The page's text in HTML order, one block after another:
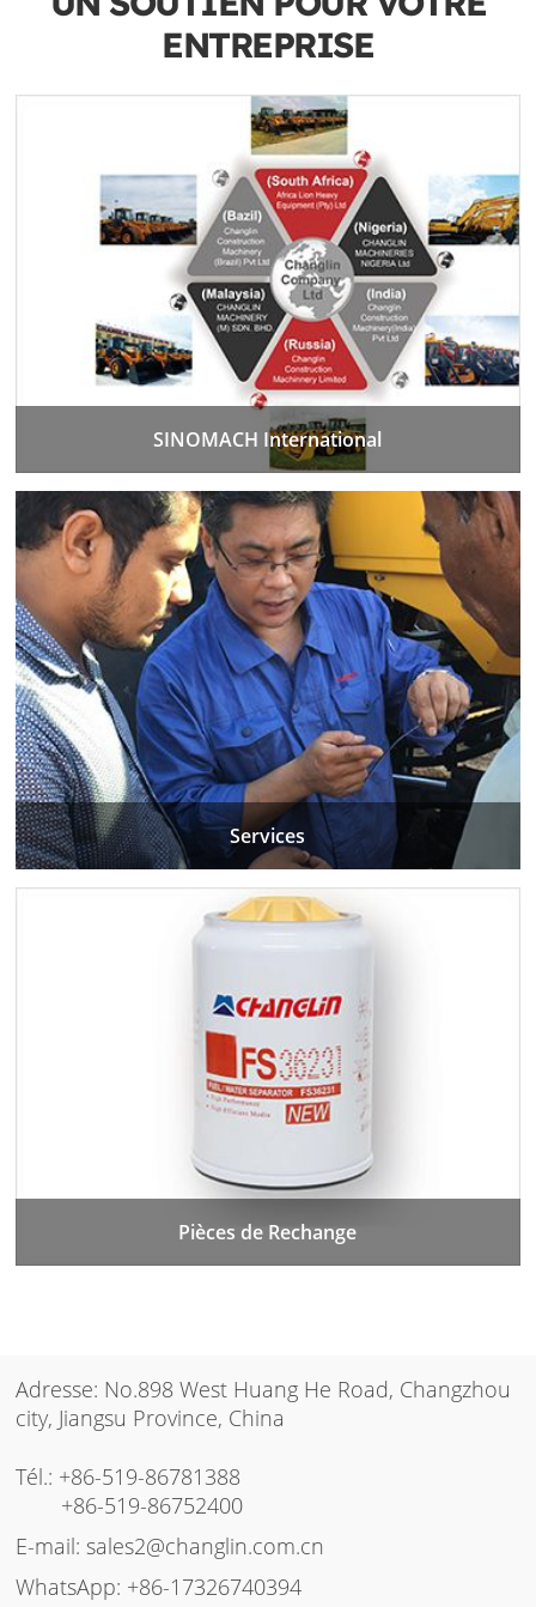
ENTREPRISE
SINOMACH International
Services
Pièces de Rechange
Adresse: No.898 West Huang He Road, Changzhou
city, Jiangsu Province, China
Tél.: +86-519-86781388
+86-519-86752400
E-mail:sales2@changlin.com.cn
WhatsApp: +86-17326740394